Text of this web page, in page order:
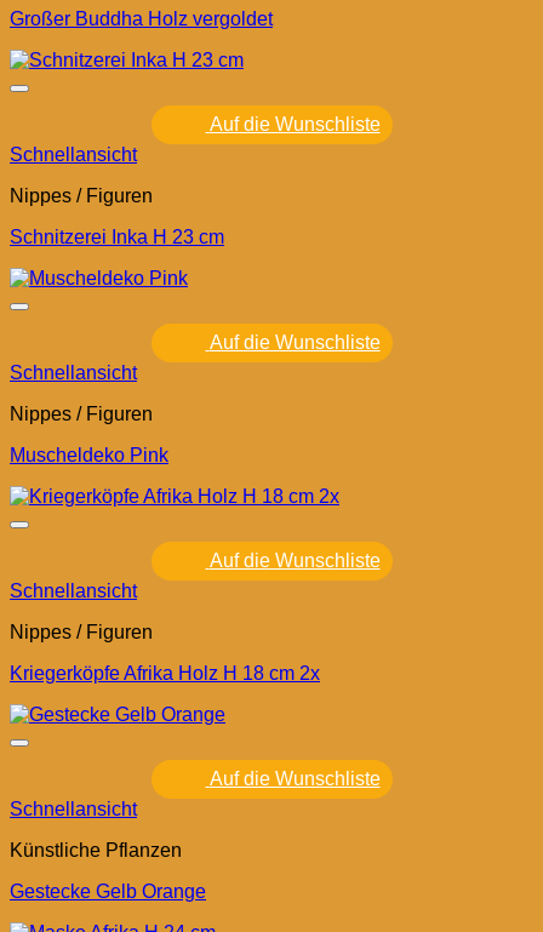
Großer Buddha Holz vergoldet
Auf die Wunschliste
Schnellansicht
Nippes / Figuren
Schnitzerei Inka H 23 cm
Auf die Wunschliste
Schnellansicht
Nippes / Figuren
Muscheldeko Pink
Auf die Wunschliste
Schnellansicht
Nippes / Figuren
Kriegerköpfe Afrika Holz H 18 cm 2x
Auf die Wunschliste
Schnellansicht
Künstliche Pflanzen
Gestecke Gelb Orange